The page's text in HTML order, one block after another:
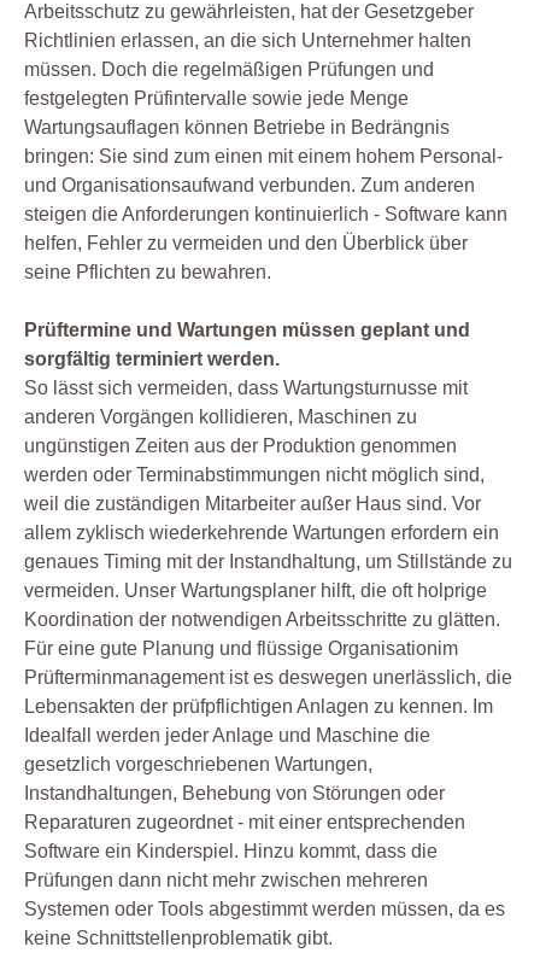
Arbeitsschutz zu gewährleisten, hat der Gesetzgeber
Richtlinien erlassen, an die sich Unternehmer halten
müssen. Doch die regelmäßigen Prüfungen und
festgelegten Prüfintervalle sowie jede Menge
Wartungsauflagen können Betriebe in Bedrängnis
bringen: Sie sind zum einen mit einem hohem Personal-
und Organisationsaufwand verbunden. Zum anderen
steigen die Anforderungen kontinuierlich - Software kann
helfen, Fehler zu vermeiden und den Überblick über
seine Pflichten zu bewahren.
Prüftermine und Wartungen müssen geplant und
sorgfältig terminiert werden.
So lässt sich vermeiden, dass Wartungsturnusse mit
anderen Vorgängen kollidieren, Maschinen zu
ungünstigen Zeiten aus der Produktion genommen
werden oder Terminabstimmungen nicht möglich sind,
weil die zuständigen Mitarbeiter außer Haus sind. Vor
allem zyklisch wiederkehrende Wartungen erfordern ein
genaues Timing mit der Instandhaltung, um Stillstände zu
vermeiden. Unser Wartungsplaner hilft, die oft holprige
Koordination der notwendigen Arbeitsschritte zu glätten.
Für eine gute Planung und flüssige Organisationim
Prüfterminmanagement ist es deswegen unerlässlich, die
Lebensakten der prüfpflichtigen Anlagen zu kennen. Im
Idealfall werden jeder Anlage und Maschine die
gesetzlich vorgeschriebenen Wartungen,
Instandhaltungen, Behebung von Störungen oder
Reparaturen zugeordnet - mit einer entsprechenden
Software ein Kinderspiel. Hinzu kommt, dass die
Prüfungen dann nicht mehr zwischen mehreren
Systemen oder Tools abgestimmt werden müssen, da es
keine Schnittstellenproblematik gibt.